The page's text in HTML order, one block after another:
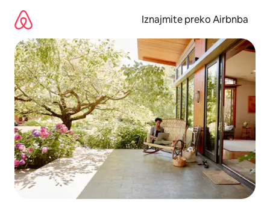
sadržaj
Iznajmite preko Airbnba